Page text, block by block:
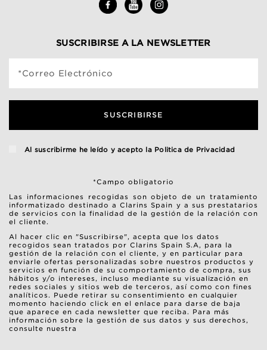
SUSCRIBIRSE A LA NEWSLETTER
*Correo Electrónico
SUSCRIBIRSE
Al suscribirme he leído y acepto la Politica de Privacidad
*Campo obligatorio
Las informaciones recogidas son objeto de un tratamiento
informatizado destinado a Clarins Spain y a sus prestatarios
de servicios con la finalidad de la gestión de la relación con
el cliente.
Al hacer clic en "Suscribirse", acepta que los datos
recogidos sean tratados por Clarins Spain S.A, para la
gestión de la relación con el cliente, y en particular para
enviarle ofertas personalizadas sobre nuestros productos y
servicios en función de su comportamiento de compra, sus
hábitos y/o intereses, incluso mediante su visualización en
redes sociales y sitios web de terceros, así como con fines
analíticos. Puede retirar su consentimiento en cualquier
momento haciendo click en el enlace para darse de baja
que aparece en cada newsletter que reciba. Para más
información sobre la gestión de sus datos y sus derechos,
consulte nuestra